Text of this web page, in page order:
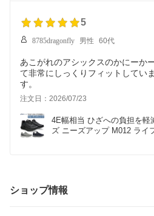
5
8785dragonfly 男性 60代
あこがれのアシックスのかにーか
て非常にしっくりフィットしてい
す。
注文日：2026/07/23
4E幅相当 ひざへの負担を軽
ズ ニーズアップ M012 ライ
ショップ情報